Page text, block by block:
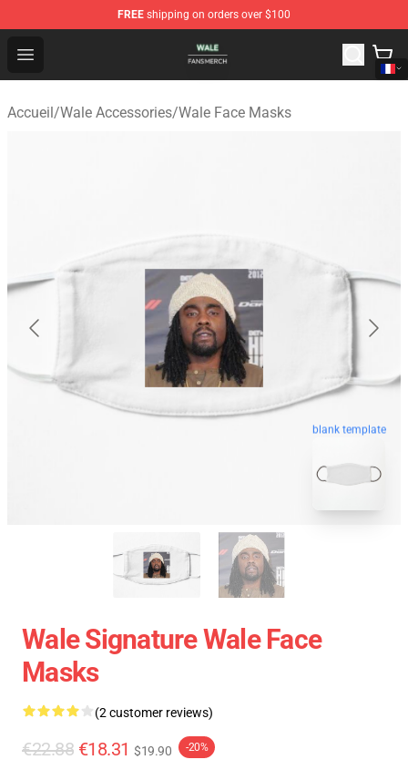
FREE shipping on orders over $100
Open menu
Wale Shop - Official Wale Merchandise Store
Accueil/Wale Accessories/Wale Face Masks
blank template
Wale Signature Wale Face
Masks
(2 customer reviews)
€22.88 €18.31 $19.90 -20%